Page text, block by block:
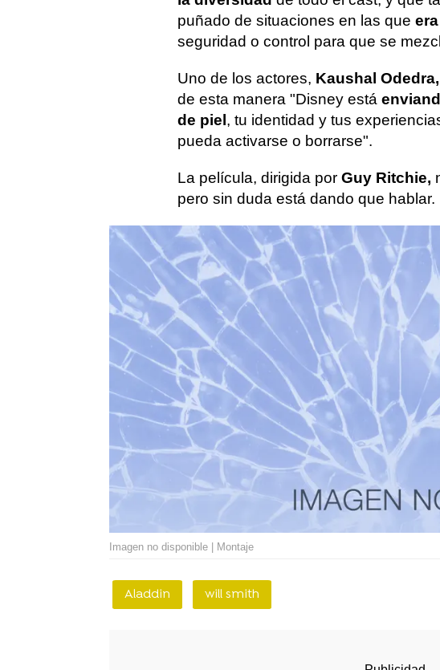
puñado de situaciones en las que
seguridad o control para que se
Uno de los actores, Kaushal Odedra,
de esta manera "Disney está
de piel , tu identidad y tus
pueda activarse o borrarse".
La película, dirigida por Guy Ritchie,
pero sin duda está dando que hablar.
Imagen no disponible | Montaje
Aladdin will smith